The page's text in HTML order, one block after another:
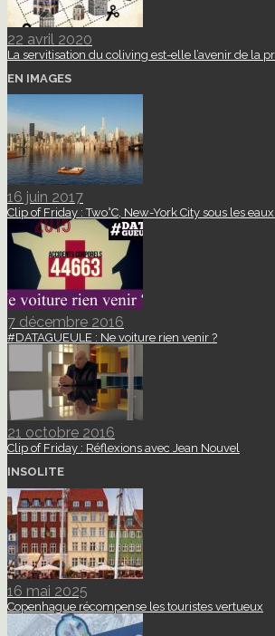
22 avril 2020
La servitisation du coliving est-elle l’avenir de la
EN IMAGES
16 juin 2017
Clip of Friday : Two°C, New-York City sous les eaux.
7 décembre 2016
#DATAGUEULE : Ne voiture rien venir ?
21 octobre 2016
Clip of Friday : Réflexions avec Jean Nouvel
INSOLITE
16 mai 2025
Copenhague récompense les touristes vertueux